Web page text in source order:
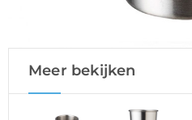
Meer bekijken